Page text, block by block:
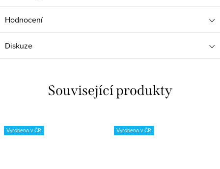
Hodnocení
Diskuze
Související produkty
Vyrobeno v ČR Vyrobeno v ČR